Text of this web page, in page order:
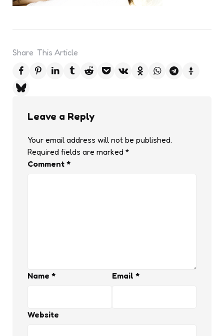
Share This Article
Leave a Reply
Your email address will not be published.
Required fields are marked *
Comment *
Name * Email *
Website